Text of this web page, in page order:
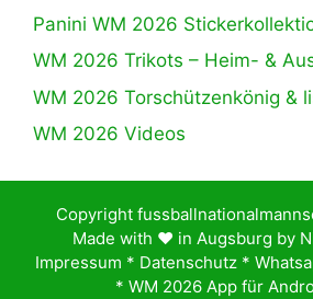
Panini WM 2026
WM 2026 Trikots – Heim- &
WM 2026 Torschützenkönig &
WM 2026 Videos
Copyright
Made with ♥️ in Augsburg by
Impressum * Datenschutz *
* WM 2026 App für